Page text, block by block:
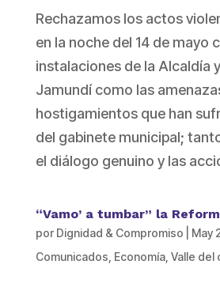
Rechazamos los actos
en la noche del 14 de mayo
instalaciones de la Alcaldía
Jamundí como las
hostigamientos que han
del gabinete municipal;
el diálogo genuino y las
“Vamo’ a tumbar” la
por Dignidad & Compromiso May
Comunicados Economía, Valle del